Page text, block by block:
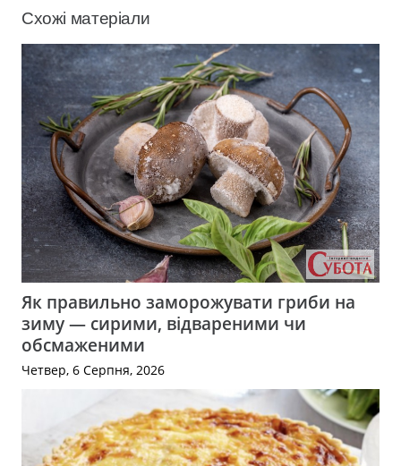
Схожі матеріали
Як правильно заморожувати гриби на
зиму — сирими, відвареними чи
обсмаженими
Четвер, 6 Серпня, 2026